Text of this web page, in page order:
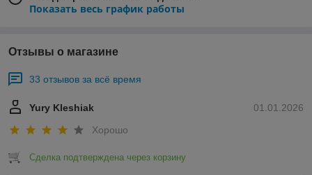
Показать весь график работы
Отзывы о магазине
33 отзывов за всё время
01.01.2026
Yury Kleshiak
Хорошо
Сделка подтверждена через корзину